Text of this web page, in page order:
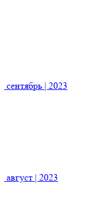
сентябрь | 2023
август | 2023